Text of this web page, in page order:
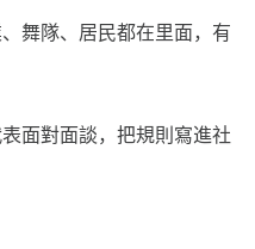
隊、居民都在里面，有
對面談，把規則寫進社